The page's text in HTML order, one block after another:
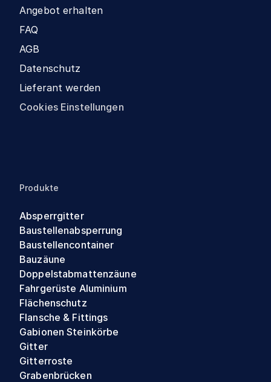
Angebot erhalten
FAQ
AGB
Datenschutz
Lieferant werden
Cookies Einstellungen
Produkte
Absperrgitter
Baustellenabsperrung
Baustellencontainer
Bauzäune
Doppelstabmattenzäune
Fahrgerüste Aluminium
Flächenschutz
Flansche & Fittings
Gabionen Steinkörbe
Gitter
Gitterroste
Grabenbrücken